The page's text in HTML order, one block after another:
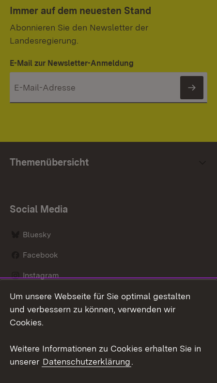
Immer auf dem neuesten Stand
Abonnieren Sie den Newsletter der
Landesregierung.
E-Mail zur Newsletter-Anmeldung
Themenübersicht
Social Media
Bluesky
Facebook
Instagram
LinkedIn
Um unsere Webseite für Sie optimal gestalten
und verbessern zu können, verwenden wir
Cookies.
Weitere Informationen zu Cookies erhalten Sie in
unserer Datenschutzerklärung.